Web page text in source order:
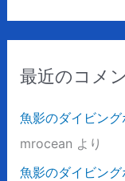
最近のコメ
魚影のダイビング
mrocean より
魚影のダイビング